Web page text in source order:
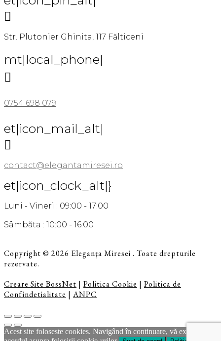

Str. Plutonier Ghinita, 117 Fălticeni
mt|local_phone|

0754 698 079
et|icon_mail_alt|

contact@elegantamiresei.ro
et|icon_clock_alt|}
Luni - Vineri : 09:00 - 17:00
Sâmbăta : 10:00 - 16:00
Copyright © 2026 Eleganța Miresei . Toate drepturile
rezervate.
Creare Site BossNet | Politica Cookie | Politica de
Confindetialitate | ANPC
Acest site foloseste cookies. Navigând în continuare, vă exprimaţi